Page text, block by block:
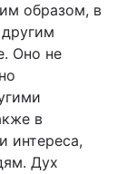
образом, в
Оно не
в
интереса,
Дух